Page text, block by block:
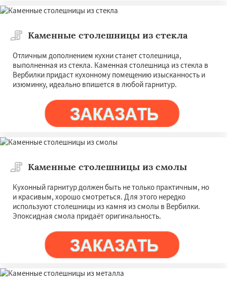
Каменные столешницы из стекла
Отличным дополнением кухни станет столешница,
выполненная из стекла. Каменная столешница из стекла в
Вербилки придаст кухонному помещению изысканность и
изюминку, идеально впишется в любой гарнитур.
Каменные столешницы из смолы
Кухонный гарнитур должен быть не только практичным, но
и красивым, хорошо смотреться. Для этого нередко
используют столешницы из камня из смолы в Вербилки.
Эпоксидная смола придаёт оригинальность.